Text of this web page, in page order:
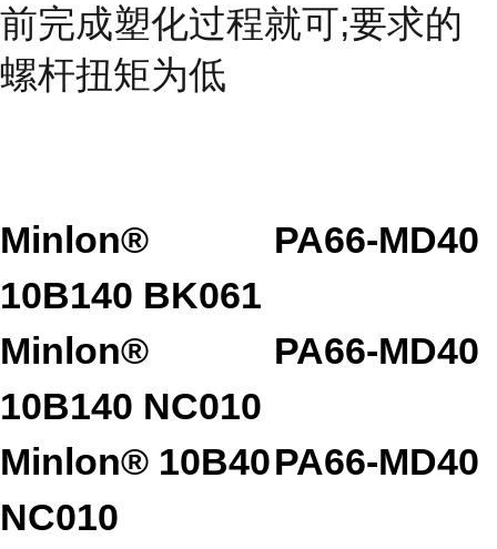
前完成塑化过程就可;要求的
螺杆扭矩为低
Minlon®
10B140 BK061
PA66-MD40
Minlon®
10B140 NC010
PA66-MD40
Minlon® 10B40
NC010
PA66-MD40